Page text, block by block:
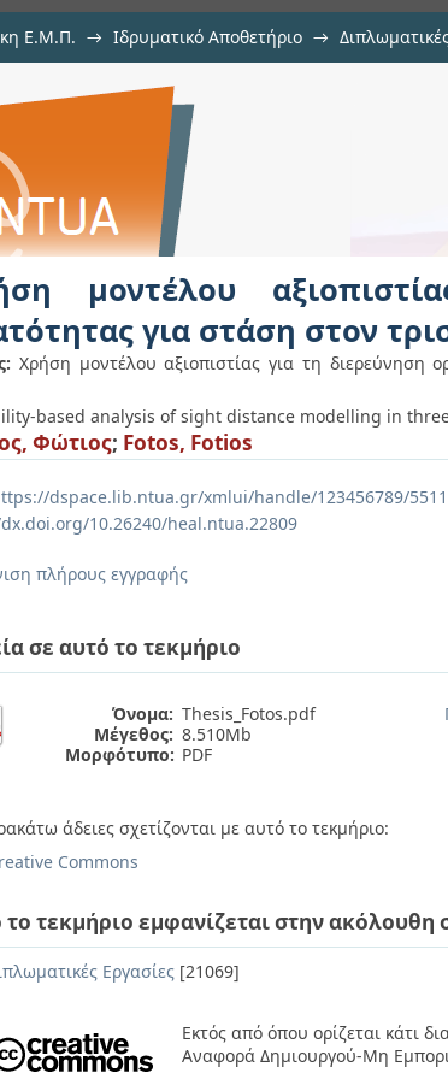
Ε.Μ.Π. → Ιδρυματικό Αποθετήριο →
για τη
(3D)
μοντέλου
για στάση στον
Χρήση μοντέλου αξιοπιστίας για τη διερεύνηση
based analysis of sight distance modelling in
Φώτιος; Fotos, Fotios
dspace.lib.ntua.gr/xmlui/handle/123456789/
10.26240/heal.ntua.22809
πλήρους εγγραφής
σε αυτό το τεκμήριο
Όνομα: Thesis_Fotos.pdf
Μέγεθος: 8.510Mb
Μορφότυπο: PDF
άδειες σχετίζονται με αυτό το τεκμήριο:
Commons
το τεκμήριο εμφανίζεται στην ακόλουθη
Εργασίες [21069]
Εκτός από όπου ορίζεται κάτι
Αναφορά Δημιουργού-Μη